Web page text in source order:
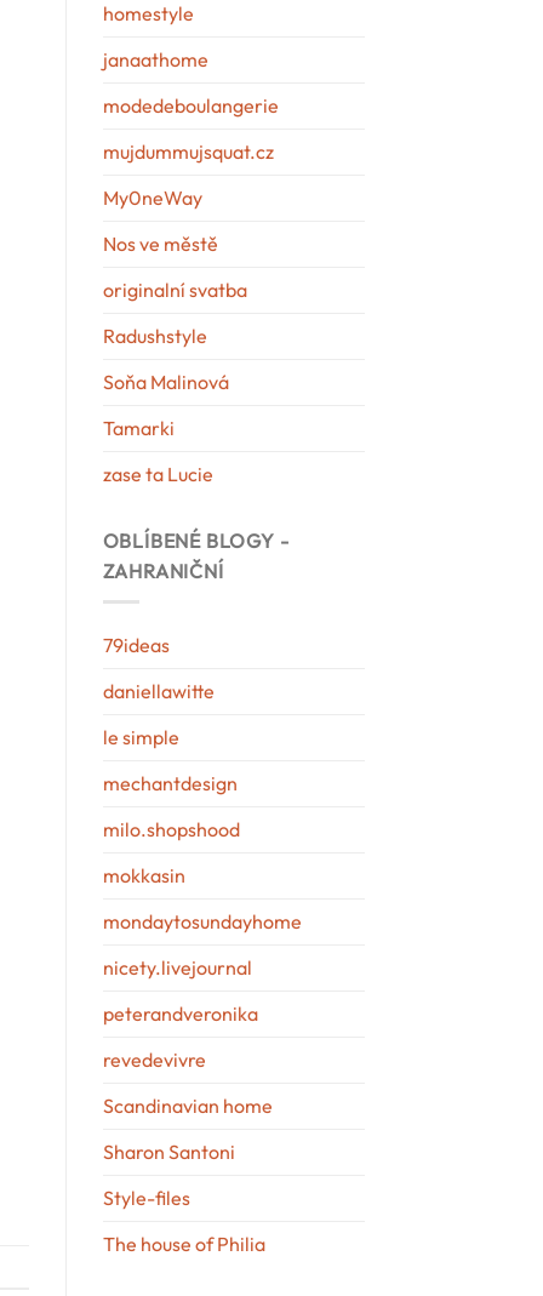
homestyle
janaathome
modedeboulangerie
mujdummujsquat.cz
My0neWay
Nos ve městě
originalní svatba
Radushstyle
Soňa Malinová
Tamarki
zase ta Lucie
OBLÍBENÉ BLOGY -
ZAHRANIČNÍ
79ideas
daniellawitte
le simple
mechantdesign
milo.shopshood
mokkasin
mondaytosundayhome
nicety.livejournal
peterandveronika
revedevivre
Scandinavian home
Sharon Santoni
Style-files
The house of Philia